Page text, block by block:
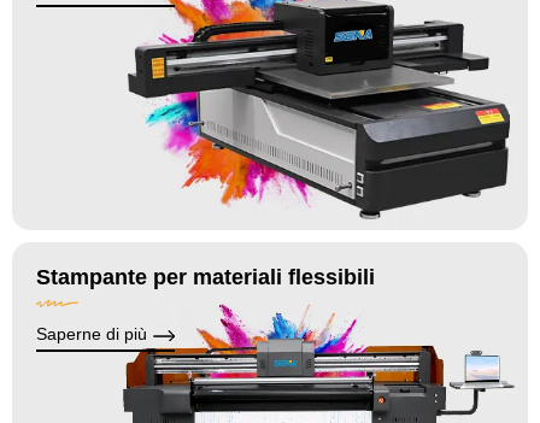
Stampante per materiali flessibili
Saperne di più